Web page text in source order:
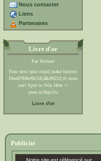
Nous contacter
Liens
Partenaires
Livre d'or
Par Visiteur
Your next spin could make history.
DonÐ²Ð&#8218;â&#8222;¢t miss
out! Spin to Win Here ->
psee.io/8qtc2w
Livre d'or
Publicité